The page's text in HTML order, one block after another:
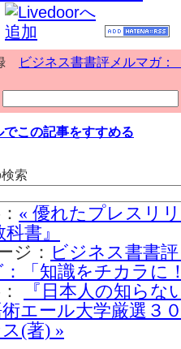
ビジネス書書評メルマガ：
この記事をすすめる
索
« 優れたプレスリ
書』
ジ： ビジネス書書
「知識をチカラに
『日本人の知ら
エール大学厳選３
(著) »